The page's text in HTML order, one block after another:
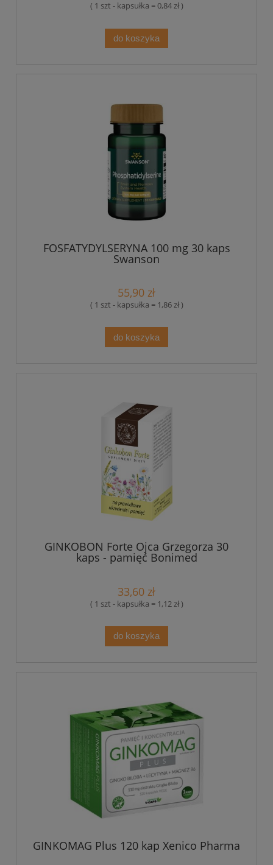
( 1 szt - kapsułka = 0,84 zł )
do koszyka
FOSFATYDYLSERYNA 100 mg 30 kaps
Swanson
55,90 zł
( 1 szt - kapsułka = 1,86 zł )
do koszyka
GINKOBON Forte Ojca Grzegorza 30
kaps - pamięć Bonimed
33,60 zł
( 1 szt - kapsułka = 1,12 zł )
do koszyka
GINKOMAG Plus 120 kap Xenico Pharma